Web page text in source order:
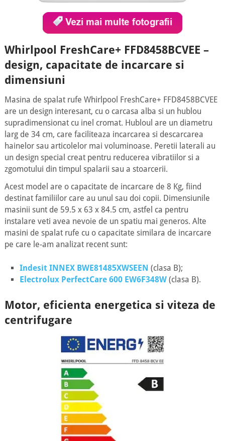
Whirlpool FreshCare+ FFD8458BCVEE –
design, capacitate de incarcare si
dimensiuni
Masina de spalat rufe Whirlpool FreshCare+ FFD8458BCVEE
are un design interesant, cu o carcasa alba si un hublou
supradimensionat cu inel cromat. Hubloul are un diametru
larg de 34 cm, care faciliteaza incarcarea si descarcarea
hainelor sau articolelor mai voluminoase. Peretii laterali au
un design special creat pentru reducerea vibratiilor si a
zgomotului din timpul spalarii sau a stoarcerii.
Acest model are o capacitate de incarcare de 8 Kg, fiind
destinat familiilor care au unul sau doi copii. Dimensiunile
masinii sunt de 59.5 x 63 x 84.5 cm, astfel ca pentru
instalare veti avea nevoie de un spatiu mai generos. Alte
masini de spalat rufe cu o capacitate similara de incarcare
pe care le-am analizat recent sunt:
Indesit INNEX BWE81485XWSEEN (clasa B);
Electrolux PerfectCare 600 EW6F348W (clasa B).
Motor, eficienta energetica si viteza de
centrifugare